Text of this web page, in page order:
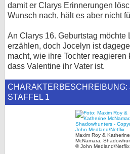
damit er Clarys Erinnerungen
Wunsch nach, hält es aber nicht
An Clarys 16. Geburtstag möchte
erzählen, doch Jocelyn ist
macht, wie ihre Tochter
dass Valentine ihr Vater ist.
CHARAKTERBESCHREIBUNG:
STAFFEL 1
Maxim Roy & Katherine
McNamara,
© John Medland/Netflix